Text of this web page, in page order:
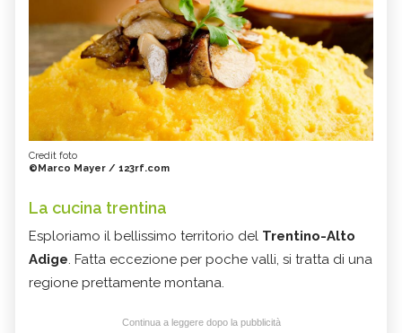
Credit foto
©Marco Mayer / 123rf.com
La cucina trentina
Esploriamo il bellissimo territorio del Trentino-Alto
Adige. Fatta eccezione per poche valli, si tratta di una
regione prettamente montana.
Continua a leggere dopo la pubblicità